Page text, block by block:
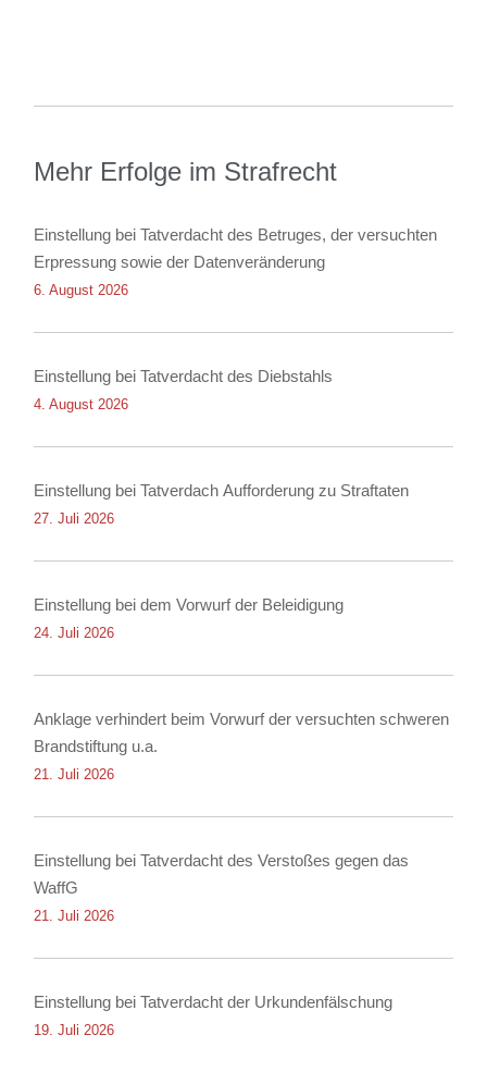
Mehr Erfolge im Strafrecht
Einstellung bei Tatverdacht des Betruges, der versuchten
Erpressung sowie der Datenveränderung
6. August 2026
Einstellung bei Tatverdacht des Diebstahls
4. August 2026
Einstellung bei Tatverdach Aufforderung zu Straftaten
27. Juli 2026
Einstellung bei dem Vorwurf der Beleidigung
24. Juli 2026
Anklage verhindert beim Vorwurf der versuchten schweren
Brandstiftung u.a.
21. Juli 2026
Einstellung bei Tatverdacht des Verstoßes gegen das
WaffG
21. Juli 2026
Einstellung bei Tatverdacht der Urkundenfälschung
19. Juli 2026